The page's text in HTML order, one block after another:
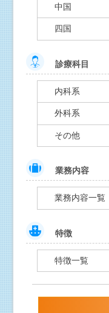
中国
四国
診療科目
内科系
外科系
その他
業務内容
業務内容一覧
特徴
特徴一覧